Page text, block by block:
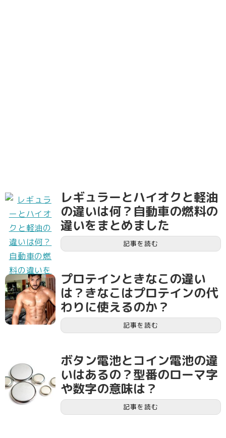
レギュラーとハイオクと軽油
の違いは何？自動車の燃料の
違いをまとめました
記事を読む
プロテインときなこの違い
は？きなこはプロテインの代
わりに使えるのか？
記事を読む
ボタン電池とコイン電池の違
いはあるの？型番のローマ字
や数字の意味は？
記事を読む